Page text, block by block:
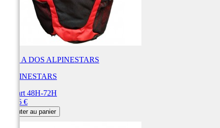
SAC A DOS ALPINESTARS
ALPINESTARS
Départ 48H-72H
79,96 €
Ajouter au panier